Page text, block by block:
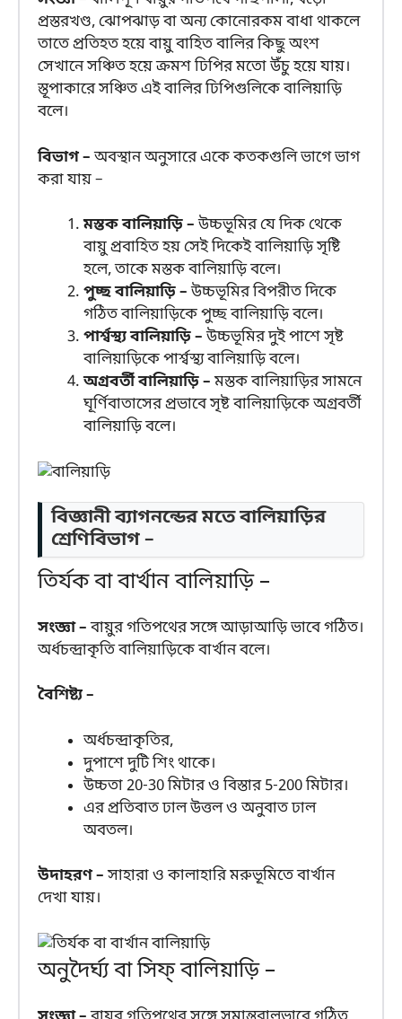
প্রস্তরখণ্ড, ঝোপঝাড় বা অন্য কোনোরকম বাধা থাকলে
তাতে প্রতিহত হয়ে বায়ু বাহিত বালির কিছু অংশ
সেখানে সঞ্চিত হয়ে ক্রমশ ঢিপির মতো উঁচু হয়ে যায়।
স্তূপাকারে সঞ্চিত এই বালির ঢিপিগুলিকে বালিয়াড়ি
বলে।
বিভাগ –অবস্থান অনুসারে একে কতকগুলি ভাগে ভাগ
করা যায় –
মস্তক বালিয়াড়ি –উচ্চভূমির যে দিক থেকে
বায়ু প্রবাহিত হয় সেই দিকেই বালিয়াড়ি সৃষ্টি
হলে, তাকে মস্তক বালিয়াড়ি বলে।
পুচ্ছ বালিয়াড়ি –উচ্চভূমির বিপরীত দিকে
গঠিত বালিয়াড়িকে পুচ্ছ বালিয়াড়ি বলে।
পার্শ্বস্থ্য বালিয়াড়ি –উচ্চভূমির দুই পাশে সৃষ্ট
বালিয়াড়িকে পার্শ্বস্থ্য বালিয়াড়ি বলে।
অগ্রবর্তী বালিয়াড়ি –মস্তক বালিয়াড়ির সামনে
ঘূর্ণিবাতাসের প্রভাবে সৃষ্ট বালিয়াড়িকে অগ্রবর্তী
বালিয়াড়ি বলে।
বিজ্ঞানী ব্যাগনন্ডের মতে বালিয়াড়ির
শ্রেণিবিভাগ –
তির্যক বা বার্খান বালিয়াড়ি –
সংজ্ঞা –বায়ুর গতিপথের সঙ্গে আড়াআড়ি ভাবে গঠিত।
অর্ধচন্দ্রাকৃতি বালিয়াড়িকে বার্খান বলে।
বৈশিষ্ট্য –
অর্ধচন্দ্রাকৃতির,
দুপাশে দুটি শিং থাকে।
উচ্চতা 20-30 মিটার ও বিস্তার 5-200 মিটার।
এর প্রতিবাত ঢাল উত্তল ও অনুবাত ঢাল
অবতল।
উদাহরণ –সাহারা ও কালাহারি মরুভূমিতে বার্খান
দেখা যায়।
অনুদৈর্ঘ্য বা সিফ্ বালিয়াড়ি –